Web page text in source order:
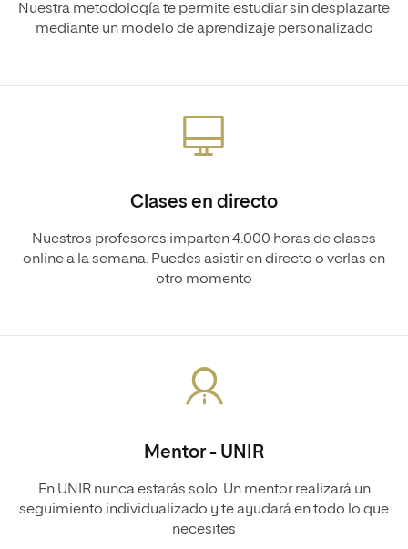
Nuestra metodología te permite estudiar sin desplazarte
mediante un modelo de aprendizaje personalizado
Clases en directo
Nuestros profesores imparten 4.000 horas de clases
online a la semana. Puedes asistir en directo o verlas en
otro momento
Mentor - UNIR
En UNIR nunca estarás solo. Un mentor realizará un
seguimiento individualizado y te ayudará en todo lo que
necesites